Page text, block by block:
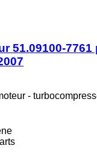
51.09100-7761
-